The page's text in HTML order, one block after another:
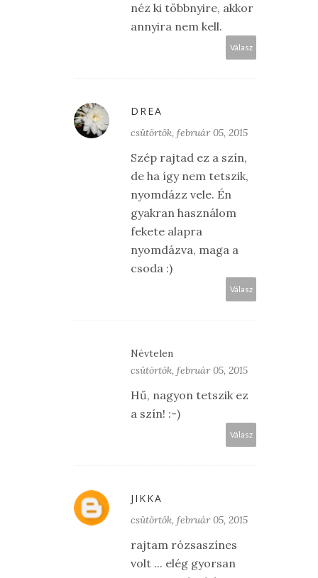
néz ki többnyire, akkor
annyira nem kell.
Válasz
DREA
csütörtök, február 05, 2015
Szép rajtad ez a szín,
de ha így nem tetszik,
nyomdázz vele. Én
gyakran használom
fekete alapra
nyomdázva, maga a
csoda :)
Válasz
Névtelen
csütörtök, február 05, 2015
Hű, nagyon tetszik ez
a szín! :-)
Válasz
JIKKA
csütörtök, február 05, 2015
rajtam rózsaszínes
volt ... elég gyorsan